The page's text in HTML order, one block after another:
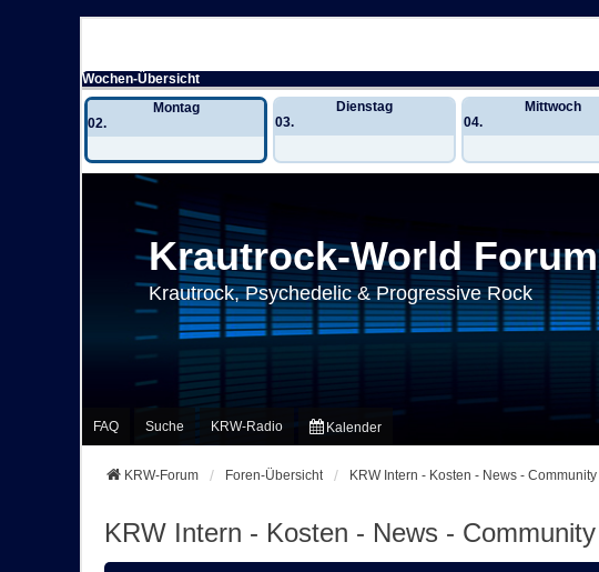
Wochen-Übersicht
Montag
02.
Dienstag
03.
Mittwoch
04.
Krautrock-World Forum
Krautrock, Psychedelic & Progressive Rock
FAQ Suche KRW-Radio Kalender
KRW-Forum Foren-Übersicht KRW Intern - Kosten - News - Community
KRW Intern - Kosten - News - Community